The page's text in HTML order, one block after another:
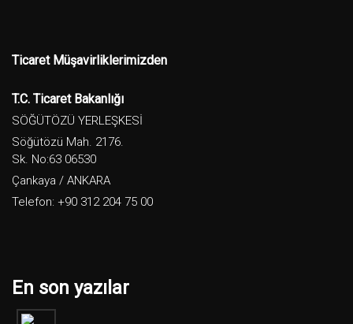
Ticaret Müşavirliklerimizden
T.C. Ticaret Bakanlığı
SÖĞÜTÖZÜ YERLEŞKESİ
Söğütözü Mah. 2176.
Sk. No:63 06530
Çankaya / ANKARA
Telefon: +90 312 204 75 00
En son yazılar